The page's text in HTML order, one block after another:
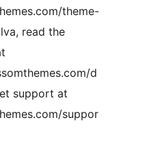
theme-
read the
d
support at
suppor